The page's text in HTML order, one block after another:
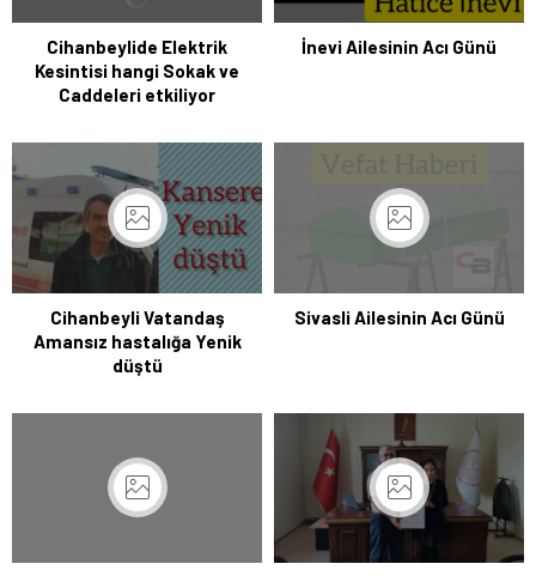
Cihanbeylide Elektrik
Kesintisi hangi Sokak ve
Caddeleri etkiliyor
İnevi Ailesinin Acı Günü
Cihanbeyli Vatandaş
Amansız hastalığa Yenik
düştü
Sivasli Ailesinin Acı Günü